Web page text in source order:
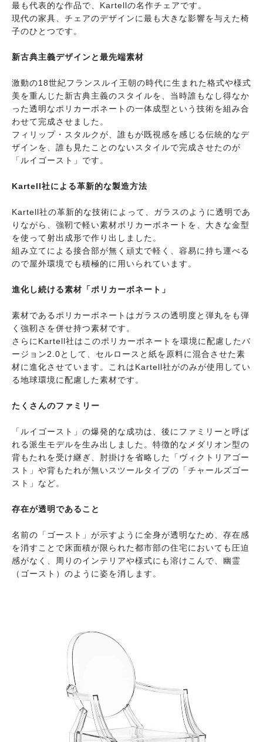
最も代表的な作品で、Kartellの名作チェアです。
現代の家具、チェアのデザインに最も大きな影響を与えた椅
子のひとつです。
新古典主義デザインと最先端素材
激動の18世紀フランスルイ王朝の時代に生まれた格式や様式
美を重んじた新古典主義のスタイルを、当時誰もなし得なか
った透明なポリカーボネートの一体成型という技術を組み合
わせて完成させました。
フィリップ・スタルクが、誰もが既視感を感じる伝統的なデ
ザインを、誰も見たことのないスタイルで完成させたのが
「ルイゴースト」です。
Kartell社による革新的な製造方法
Kartell社の革新的な技術によって、ガラスのように透明であ
りながら、強靭で軽い素材ポリカーボネートを、大きな金型
を使って射出成形で作り出しました。
組み立てによる接合部が無く頑丈で軽く、容易に持ち運べる
ので屋外環境でも積極的に用いられています。
進化し続ける素材「ポリカーボネート」
素材であるポリカーボネートはガラスの透明度と弾丸をも弾
く強靭さを併せ持つ素材です。
さらにKartell社はこのポリカーボネートを環境に配慮したバ
ージョン2.0として、セルロースと紙を原料に混合させた素
材に進化させています。これはKartell社がのみが使用してい
る地球環境に配慮した素材です。
たくさんのファミリー
「ルイゴースト」の爆発的な成功は、後にファミリーと呼ば
れる派生モデルを生み出しました。特徴的なメダリオン型の
背もたれを受け継ぎ、肘掛けを省略した「ヴィクトリアゴー
スト」や背もたれが無いスツールタイプの「チャールズゴー
スト」など。
存在が透明であること
名前の「ゴースト」が示すように全身が透明なため、存在感
を消すことで床面積が限られた都市部の住宅においても圧迫
感がなく、周りのインテリアや様式にも溶けこんで、幽霊
（ゴースト）のように姿を消します。